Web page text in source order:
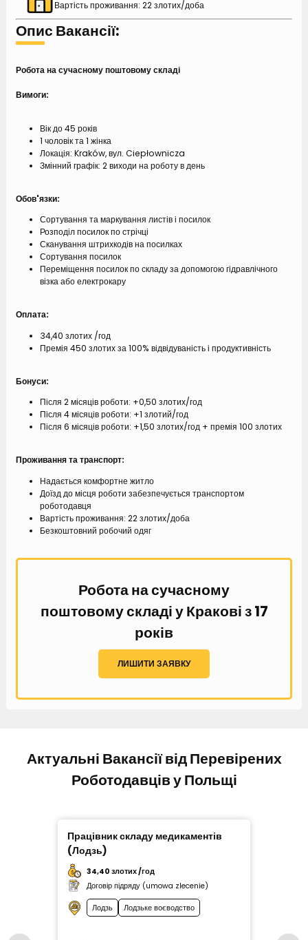
Вартість проживання: 22 злотих/доба
Опис Вакансії:
Робота на сучасному поштовому складі
Вимоги:
Вік до 45 років
1 чоловік та 1 жінка
Локація: Kraków, вул. Ciepłownicza
Змінний графік: 2 виходи на роботу в день
Обов'язки:
Сортування та маркування листів і посилок
Розподіл посилок по стрічці
Сканування штрихкодів на посилках
Сортування посилок
Переміщення посилок по складу за допомогою гідравлічного
візка або електрокару
Оплата:
34,40 злотих /год
Премія 450 злотих за 100% відвідуваність і продуктивність
Бонуси:
Після 2 місяців роботи: +0,50 злотих/год
Після 4 місяців роботи: +1 злотий/год
Після 6 місяців роботи: +1,50 злотих/год + премія 100 злотих
Проживання та транспорт:
Надається комфортне житло
Доїзд до місця роботи забезпечується транспортом
роботодавця
Вартість проживання: 22 злотих/доба
Безкоштовний робочий одяг
Робота на сучасному
поштовому складі у Кракові з 17
років
ЛИШИТИ ЗАЯВКУ
Актуальні Вакансії від Перевірених
Роботодавців у Польщі
Працівник складу медикаментів
(Лодзь)
34,40 злотих /год
Договір підряду (umowa zlecenie)
Лодзь Лодзьке воєводство